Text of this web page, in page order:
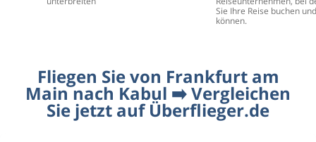
Sie Ihre Reise buchen
können.
Fliegen Sie von Frankfurt am
Main nach Kabul ➡️ Vergleichen
Sie jetzt auf Überflieger.de